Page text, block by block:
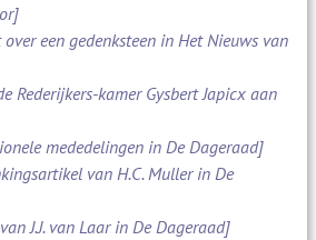
een gedenksteen in Het Nieuws van
Rederijkers-kamer Gysbert Japicx aan
mededelingen in De Dageraad]
van H.C. Muller in De
J.J. van Laar in De Dageraad]